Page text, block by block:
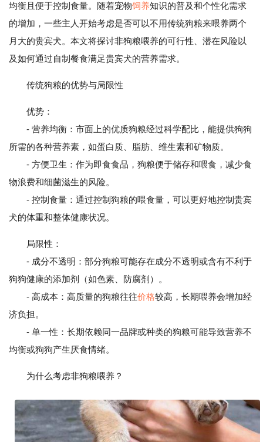
均衡且便于控制食量。随着宠物饲养知识的普及和个性化需求
的增加，一些主人开始考虑是否可以不用传统狗粮来喂养两个
月大的贵宾犬。本文将探讨非狗粮喂养的可行性、潜在风险以
及如何通过自制餐食满足贵宾犬的营养需求。
传统狗粮的优势与局限性
优势：
- 营养均衡：市面上的优质狗粮经过科学配比，能提供狗狗
所需的各种营养素，如蛋白质、脂肪、维生素和矿物质。
- 方便卫生：作为即食食品，狗粮便于储存和喂食，减少食
物浪费和细菌滋生的风险。
- 控制食量：通过控制狗粮的喂食量，可以更好地控制贵宾
犬的体重和整体健康状况。
局限性：
- 成分不透明：部分狗粮可能存在成分不透明或含有不利于
狗狗健康的添加剂（如色素、防腐剂）。
- 高成本：高质量的狗粮往往价格较高，长期喂养会增加经
济负担。
- 单一性：长期依赖同一品牌或种类的狗粮可能导致营养不
均衡或狗狗产生厌食情绪。
为什么考虑非狗粮喂养？